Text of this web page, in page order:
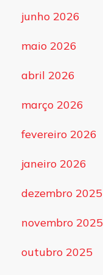
junho 2026
maio 2026
abril 2026
março 2026
fevereiro 2026
janeiro 2026
dezembro 2025
novembro 2025
outubro 2025